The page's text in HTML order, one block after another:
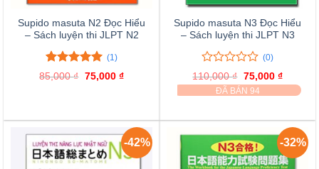
Supido masuta N2 Đọc Hiểu
– Sách luyện thi JLPT N2
5.00trên 5
1
đánh giá
(1)
85,000₫ Giá
75,000 ₫Giá
Supido masuta N3 Đọc Hiểu
– Sách luyện thi JLPT N3
0
trên
5
0
giá
(0)
110,000₫ Giá
gốc
là:
75,000 ₫Giá
hiện
tại
ĐÃ BÁN 94
-42% -32%